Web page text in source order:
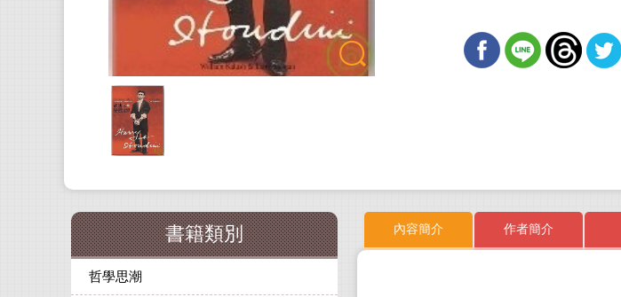
內容簡介 作者簡介
書籍類別
哲學思潮